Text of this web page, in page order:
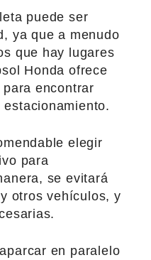
puede ser
ya que a menudo
que hay lugares
Honda ofrece
encontrar
elegir
para
se evitará
otros vehículos, y
en paralelo